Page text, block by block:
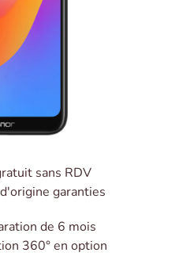
sans RDV
garanties
de 6 mois
360° en option